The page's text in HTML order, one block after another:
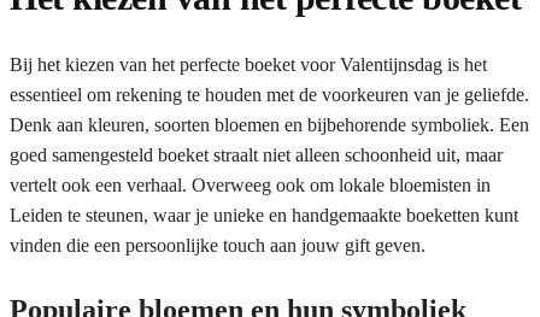
Bij het kiezen van het perfecte boeket voor Valentijnsdag is het
essentieel om rekening te houden met de voorkeuren van je geliefde.
Denk aan kleuren, soorten bloemen en bijbehorende symboliek. Een
goed samengesteld boeket straalt niet alleen schoonheid uit, maar
vertelt ook een verhaal. Overweeg ook om lokale bloemisten in
Leiden te steunen, waar je unieke en handgemaakte boeketten kunt
vinden die een persoonlijke touch aan jouw gift geven.
Populaire bloemen en hun symboliek